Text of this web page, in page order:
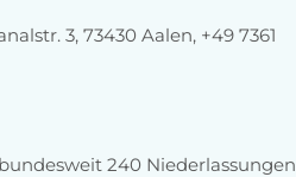
3, 73430 Aalen, +49 7361
240 Niederlassungen